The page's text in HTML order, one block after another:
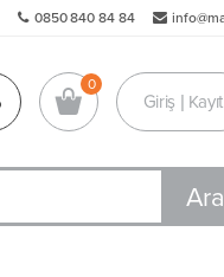
0850 840 84 84
Giriş | Kayıt